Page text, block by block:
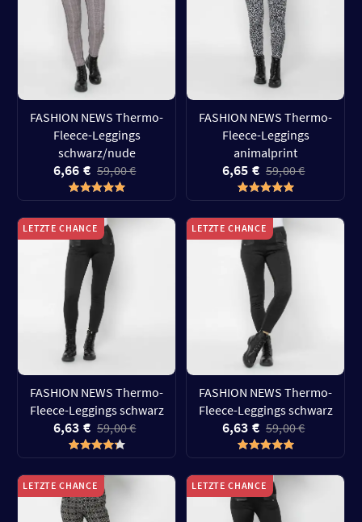
FASHION NEWS Thermo-
Fleece-Leggings
schwarz/nude
6,66 € 59,00 €
FASHION NEWS Thermo-
Fleece-Leggings
animalprint
6,65 € 59,00 €
LETZTE CHANCE
FASHION NEWS Thermo-
Fleece-Leggings schwarz
6,63 € 59,00 €
LETZTE CHANCE
FASHION NEWS Thermo-
Fleece-Leggings schwarz
6,63 € 59,00 €
LETZTE CHANCE LETZTE CHANCE